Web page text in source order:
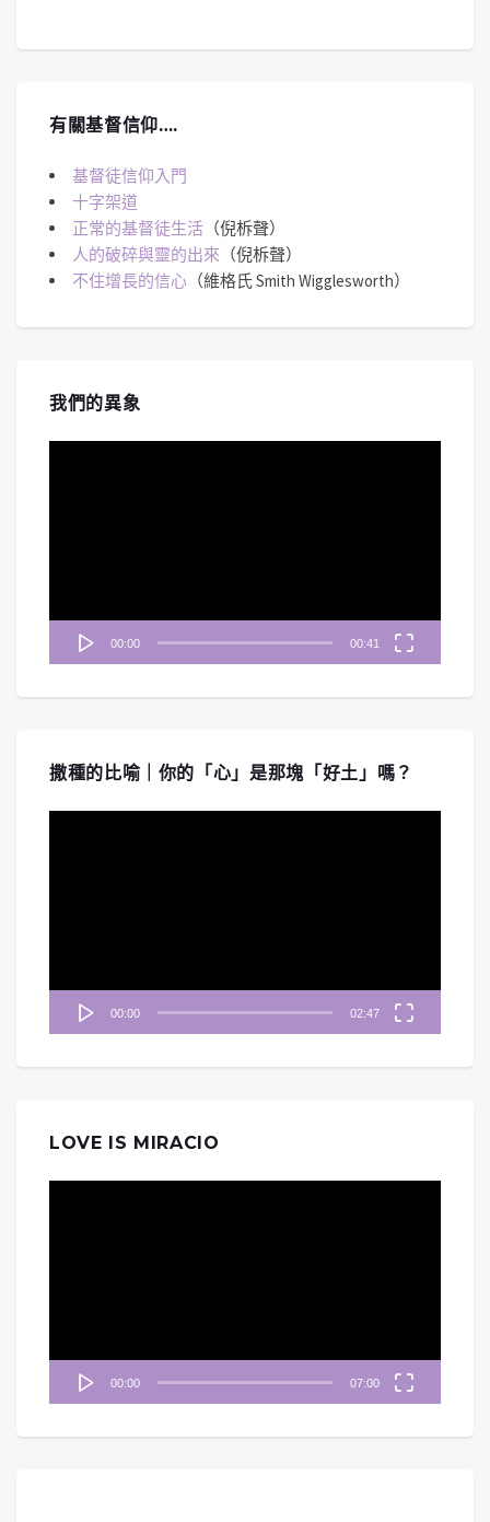
有關基督信仰….
基督徒信仰入門
十字架道
正常的基督徒生活 （倪柝聲）
人的破碎與靈的出來 （倪柝聲）
不住增長的信心 （維格氏 Smith Wigglesworth）
我們的異象
00:00 00:41
撒種的比喻｜你的「心」是那塊「好土」嗎？
00:00 02:47
LOVE IS MIRACIO
00:00 07:00